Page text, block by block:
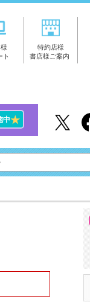
ト
特約店様
書店様ご案内
中★